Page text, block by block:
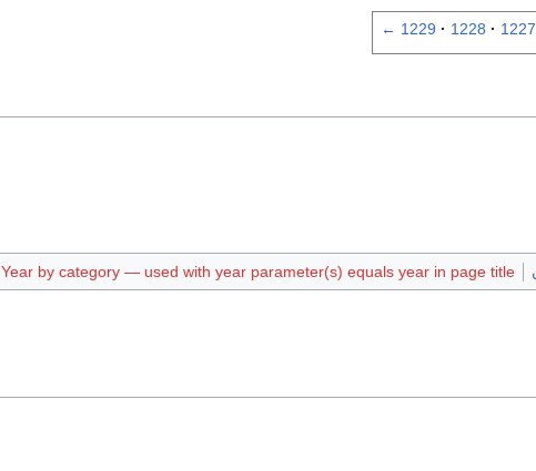
1227
1228
1229
←
Year by category — used with year parameter(s) equals year in page title